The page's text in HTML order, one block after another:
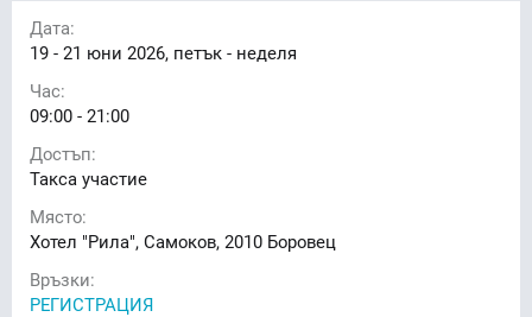
Дата:
19 - 21 юни 2026, петък - неделя
Час:
09:00 - 21:00
Достъп:
Такса участие
Място:
Хотел "Рила", Самоков, 2010 Боровец
Връзки:
РЕГИСТРАЦИЯ